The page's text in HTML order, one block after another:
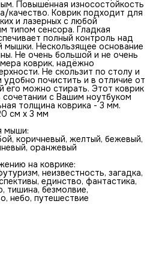
Повышенная износостойкость
качество. Коврик подходит для
и лазерных с любой
типом сенсора. Гладкая
полный контроль над
Нескользящее основание
Не очень большой и не очень
коврик, надёжно
Не скользит по столу и
почистить и в отличие от
его можно стирать. Этот коврик
с Вашим ноутбуком
толщина коврика - 3 мм.
см x 3 мм
мыши:
коричневый, желтый, бежевый,
оранжевый
на коврике:
неизвестность, загадка,
единство, фантастика,
тишина, безмолвие,
небо, путешествие